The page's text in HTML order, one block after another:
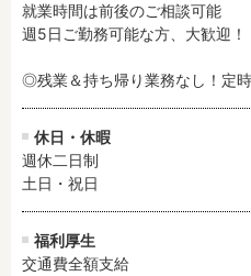
就業時間は前後のご相談可能
週5日ご勤務可能な方、大歓迎！
◎残業＆持ち帰り業務なし！定時
休日・休暇
週休二日制
土日・祝日
福利厚生
交通費全額支給